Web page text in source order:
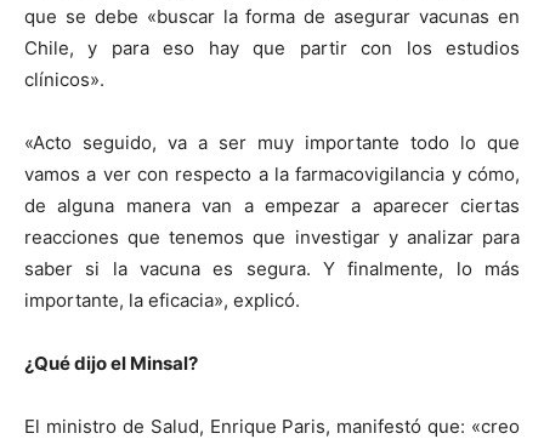
que se debe «buscar la forma de asegurar vacunas en
Chile, y para eso hay que partir con los estudios
clínicos».
«Acto seguido, va a ser muy importante todo lo que
vamos a ver con respecto a la farmacovigilancia y cómo,
de alguna manera van a empezar a aparecer ciertas
reacciones que tenemos que investigar y analizar para
saber si la vacuna es segura. Y finalmente, lo más
importante, la eficacia», explicó.
¿Qué dijo el Minsal?
El ministro de Salud, Enrique Paris, manifestó que: «creo